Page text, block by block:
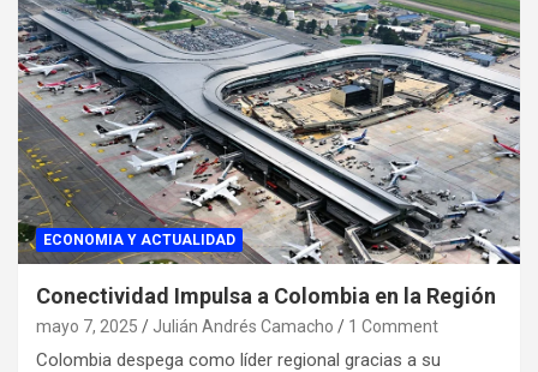
ECONOMIA Y ACTUALIDAD
Conectividad Impulsa a Colombia en la Región
mayo 7, 2025 Julián Andrés Camacho 1 Comment
Colombia despega como líder regional gracias a su